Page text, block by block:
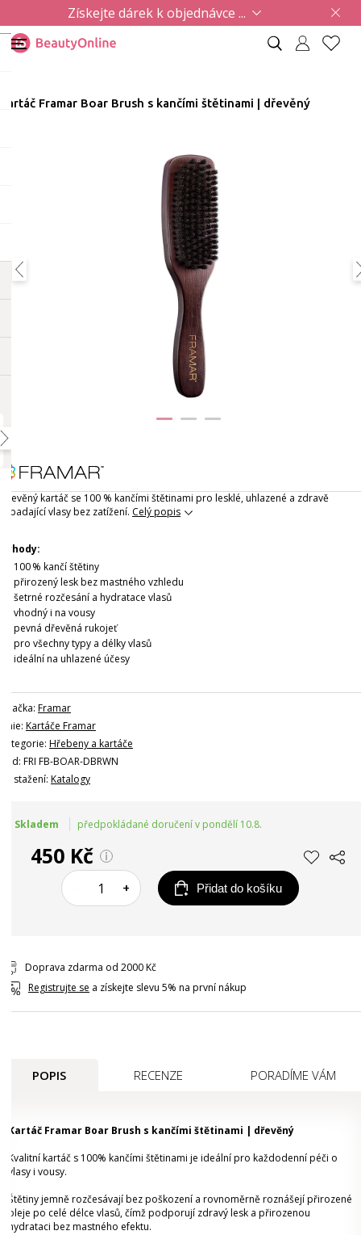
Získejte dárek k objednávce ...
Kartáč Framar Boar Brush s kančími štětinami | dřevěný
Dřevěný kartáč se 100 % kančími štětinami pro lesklé, uhlazené a zdravě
vypadající vlasy bez zatížení. Celý popis
Výhody:
100 % kančí štětiny
přirozený lesk bez mastného vzhledu
šetrné rozčesání a hydratace vlasů
vhodný i na vousy
pevná dřevěná rukojeť
pro všechny typy a délky vlasů
ideální na uhlazené účesy
Značka: Framar
Linie: Kartáče Framar
Kategorie: Hřebeny a kartáče
Kód: FRI FB-BOAR-DBRWN
Ke stažení: Katalogy
Skladem předpokládané doručení v pondělí 10.8.
450 Kč
+ Přidat do košíku
Doprava zdarma od 2000 Kč
Registrujte se a získejte slevu 5% na první nákup
POPIS RECENZE PORADÍME VÁM
Kartáč Framar Boar Brush s kančími štětinami | dřevěný
Kvalitní kartáč s 100% kančími štětinami je ideální pro každodenní péči o
vlasy i vousy.
Štětiny jemně rozčesávají bez poškození a rovnoměrně roznášejí přirozené
oleje po celé délce vlasů, čímž podporují zdravý lesk a přirozenou
hydrataci bez mastného efektu.